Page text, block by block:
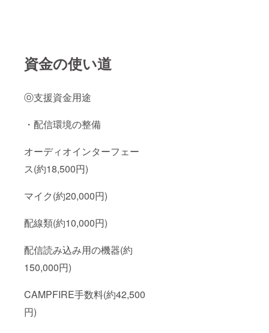
資金の使い道
ⓞ支援資金用途
・配信環境の整備
オーディオインターフェー
ス(約18,500円)
マイク(約20,000円)
配線類(約10,000円)
配信読み込み用の機器(約
150,000円)
CAMPFIRE手数料(約42,500
円)